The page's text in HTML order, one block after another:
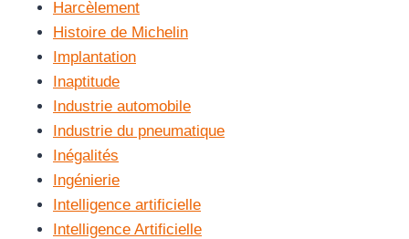
Harcèlement
Histoire de Michelin
Implantation
Inaptitude
Industrie automobile
Industrie du pneumatique
Inégalités
Ingénierie
Intelligence artificielle
Intelligence Artificielle